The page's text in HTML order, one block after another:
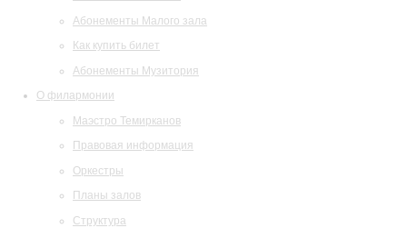
Абонементы Малого зала
Как купить билет
Абонементы Музитория
О филармонии
Маэстро Темирканов
Правовая информация
Оркестры
Планы залов
Структура